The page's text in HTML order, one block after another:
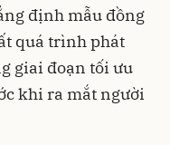
định mẫu đồng
quá trình phát
giai đoạn tối ưu
khi ra mắt người